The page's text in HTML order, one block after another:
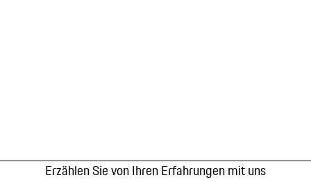
Erzählen Sie von Ihren Erfahrungen mit uns